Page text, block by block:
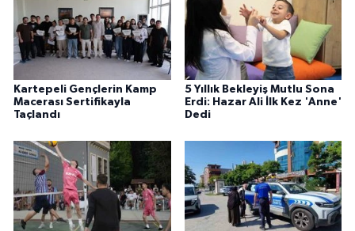
Kartepeli Gençlerin Kamp
Macerası Sertifikayla
Taçlandı
5 Yıllık Bekleyiş Mutlu Sona
Erdi: Hazar Ali İlk Kez 'Anne'
Dedi